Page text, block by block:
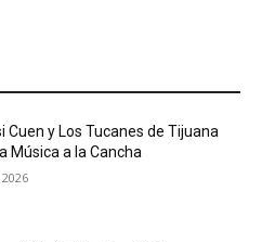
Cuen y Los Tucanes de Tijuana
Música a la Cancha